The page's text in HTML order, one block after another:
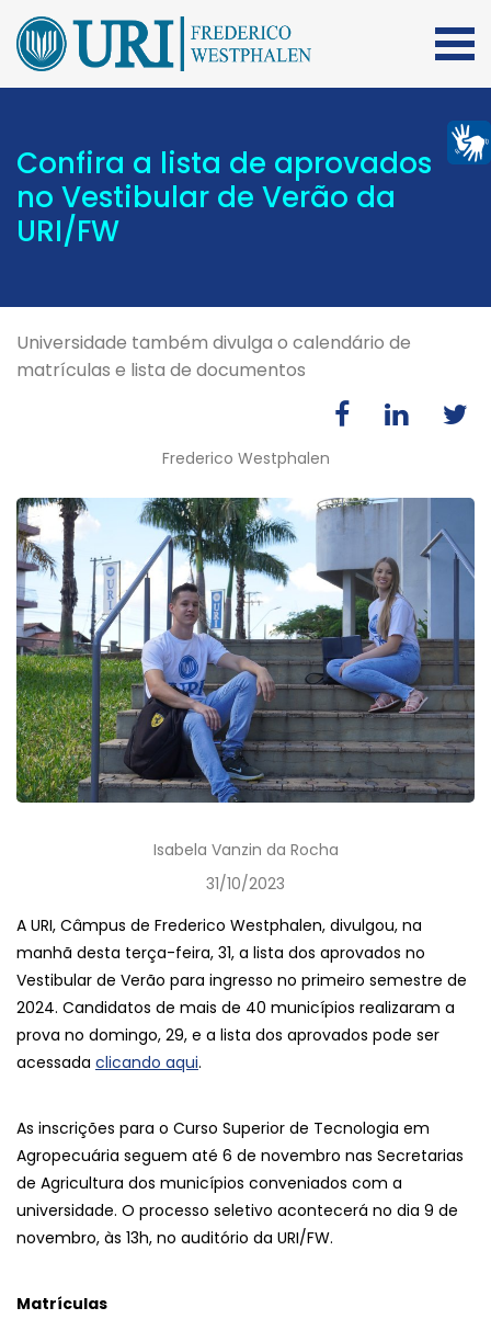
Confira a lista de aprovados
no Vestibular de Verão da
URI/FW
Universidade também divulga o calendário de
matrículas e lista de documentos
Frederico Westphalen
Isabela Vanzin da Rocha
31/10/2023
A URI, Câmpus de Frederico Westphalen, divulgou, na
manhã desta terça-feira, 31, a lista dos aprovados no
Vestibular de Verão para ingresso no primeiro semestre de
2024. Candidatos de mais de 40 municípios realizaram a
prova no domingo, 29, e a lista dos aprovados pode ser
acessada clicando aqui.
As inscrições para o Curso Superior de Tecnologia em
Agropecuária seguem até 6 de novembro nas Secretarias
de Agricultura dos municípios conveniados com a
universidade. O processo seletivo acontecerá no dia 9 de
novembro, às 13h, no auditório da URI/FW.
Matrículas